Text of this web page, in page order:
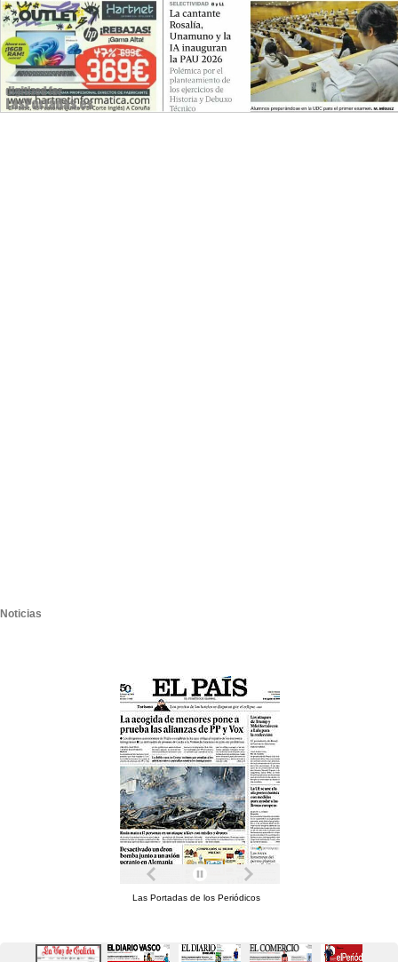
Noticias
Las Portadas de los Periódicos